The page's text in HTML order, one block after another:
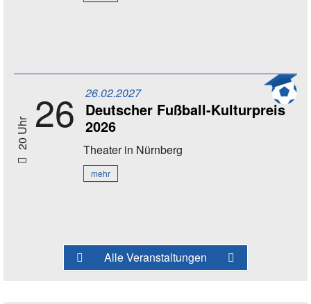
20 Uhr 26 26.02.2027
Deutscher Fußball-Kulturpreis
2026
Theaterin Nürnberg
mehr
Alle Veranstaltungen